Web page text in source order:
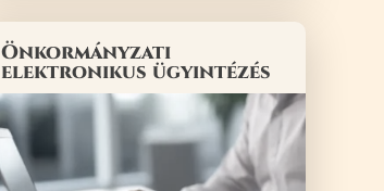
Önkormányzati
elektronikus ügyintézés